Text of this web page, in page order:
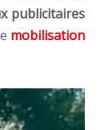
publicitaires
mobilisation